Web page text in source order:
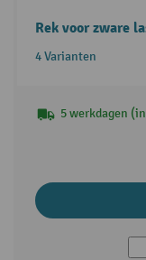
Rek voor zware
4 Varianten
5 werkdagen